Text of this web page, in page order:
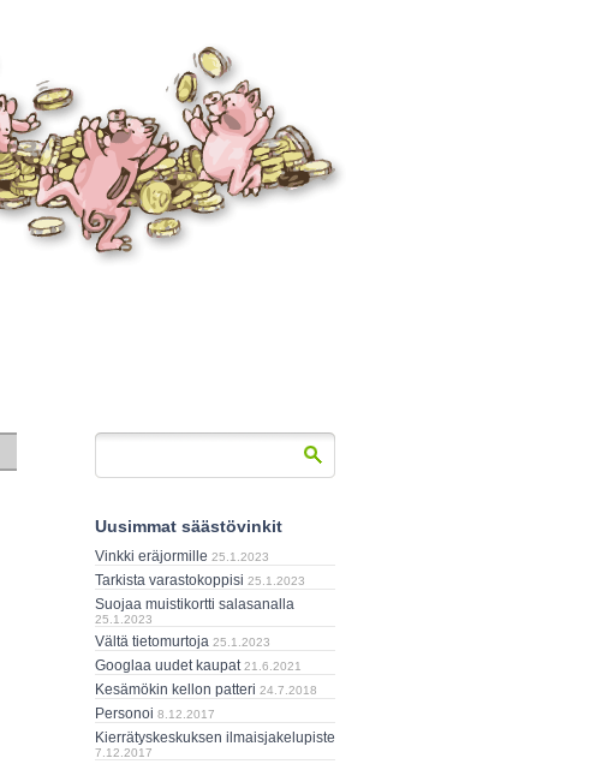
Uusimmat säästövinkit
Vinkki eräjormille 25.1.2023
Tarkista varastokoppisi 25.1.2023
Suojaa muistikortti salasanalla
25.1.2023
Vältä tietomurtoja 25.1.2023
Googlaa uudet kaupat 21.6.2021
Kesämökin kellon patteri 24.7.2018
Personoi 8.12.2017
Kierrätyskeskuksen ilmaisjakelupiste
7.12.2017